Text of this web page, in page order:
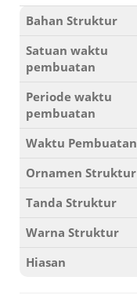
Bahan Struktur
Satuan waktu
pembuatan
Periode waktu
pembuatan
Waktu Pembuatan
Ornamen Struktur
Tanda Struktur
Warna Struktur
Hiasan